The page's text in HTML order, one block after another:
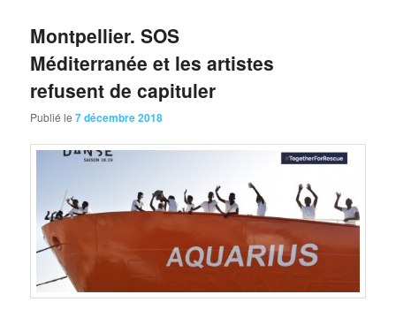
Montpellier. SOS
Méditerranée et les artistes
refusent de capituler
Publié le7 décembre 2018